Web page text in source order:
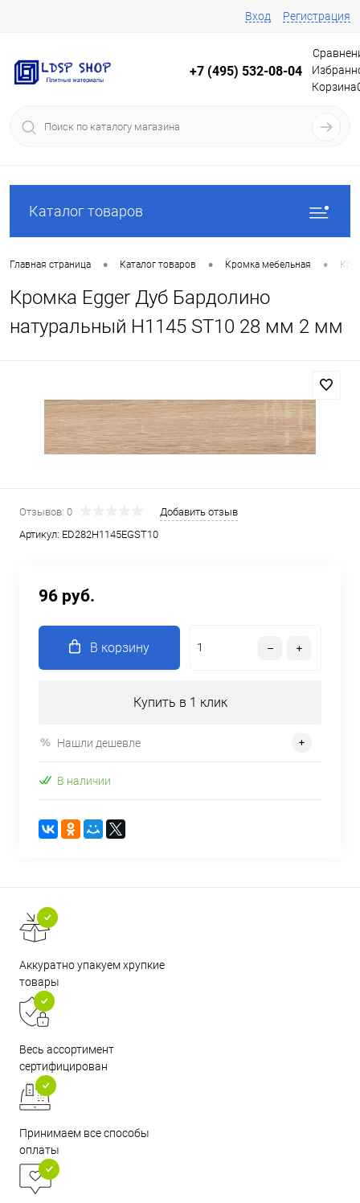
Вход Регистрация
+7 (495) 532-08-04
Корзина
Каталог товаров
Главная страница • Каталог товаров • Кромка мебельная •
Кромка Egger Дуб Бардолино
натуральный H1145 ST10 28 мм 2 мм
Отзывов: 0
Добавить отзыв
Артикул: ED282H1145EGST10
96 руб.
В корзину
Купить в 1 клик
Нашли дешевле
В наличии
Аккуратно упакуем хрупкие
товары
Весь ассортимент
сертифицирован
Принимаем все способы
оплаты